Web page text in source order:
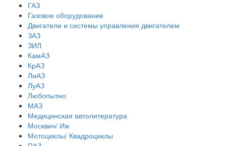
ГАЗ
Газовое оборудование
Двигатели и системы управления двигателем
ЗАЗ
ЗИЛ
КамАЗ
КрАЗ
ЛиАЗ
ЛуАЗ
Любопытно
МАЗ
Медицинская автолитература
Москвич/ Иж
Мотоциклы/ Квадроциклы